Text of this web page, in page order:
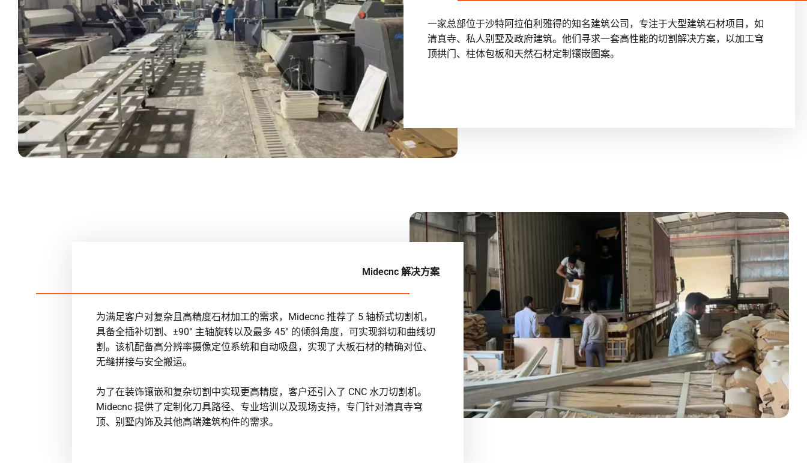
一家总部位于沙特阿拉伯利雅得的知名建筑公司，专注于大型建筑石材项目，如
清真寺、私人别墅及政府建筑。他们寻求一套高性能的切割解决方案，以加工穹
顶拱门、柱体包板和天然石材定制镶嵌图案。
Midecnc 解决方案
为满足客户对复杂且高精度石材加工的需求，Midecnc 推荐了 5 轴桥式切割机，
具备全插补切割、±90° 主轴旋转以及最多 45° 的倾斜角度，可实现斜切和曲线切
割。该机配备高分辨率摄像定位系统和自动吸盘，实现了大板石材的精确对位、
无缝拼接与安全搬运。
为了在装饰镶嵌和复杂切割中实现更高精度，客户还引入了 CNC 水刀切割机。
Midecnc 提供了定制化刀具路径、专业培训以及现场支持，专门针对清真寺穹
顶、别墅内饰及其他高端建筑构件的需求。